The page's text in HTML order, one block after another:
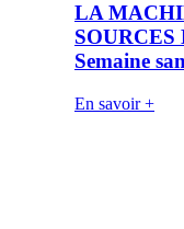
LA
SOURCES
Semaine
En savoir +